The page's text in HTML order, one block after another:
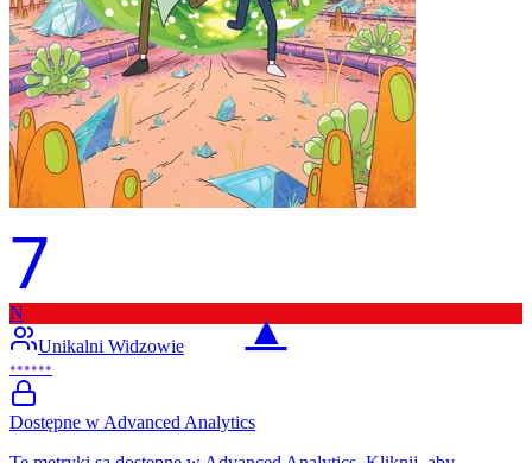
7
▲
N
Unikalni Widzowie
••••••
Dostępne w Advanced Analytics